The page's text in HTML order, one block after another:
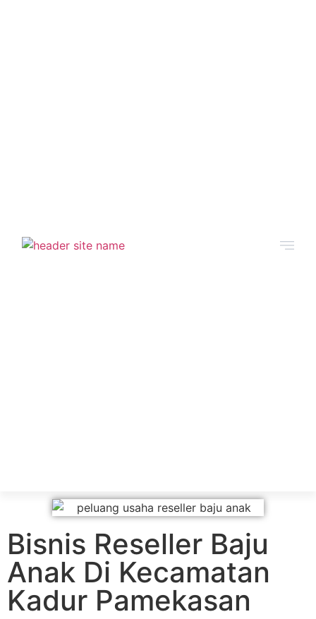
Bisnis Reseller Baju
Anak Di Kecamatan
Kadur Pamekasan